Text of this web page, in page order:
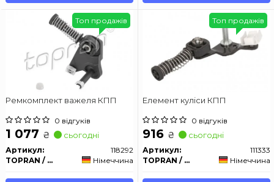
Ремкомплект важеля КПП
0 відгуків
1 077 ₴ сьогодні
Артикул:
118292
TOPRAN / HANS PRIES
Німеччина
Топ продажів
Елемент куліси КПП
0 відгуків
916 ₴ сьогодні
Артикул:
111333
TOPRAN / HANS PRIES
Німеччина
Топ продажів